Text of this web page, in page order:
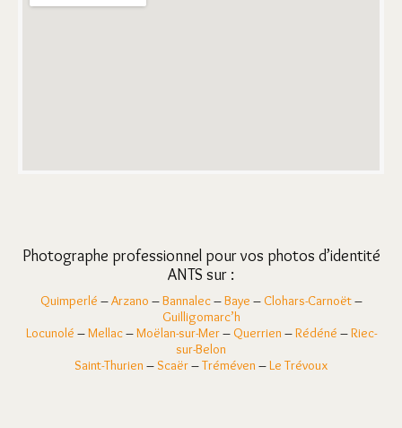
Photographe professionnel pour vos photos d’identité
ANTS sur :
Quimperlé –Arzano –Bannalec–Baye – Clohars-Carnoët–
Guilligomarc’h
Locunolé –Mellac–Moëlan-sur-Mer– Querrien –Rédéné –Riec-
sur-Belon
Saint-Thurien – Scaër–Tréméven –Le Trévoux